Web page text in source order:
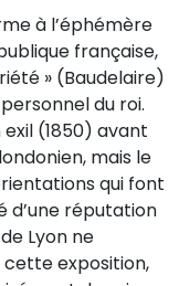
à l’éphémère
française,
» (Baudelaire)
du roi.
(1850) avant
mais le
qui font
d’une réputation
Lyon ne
cette exposition,